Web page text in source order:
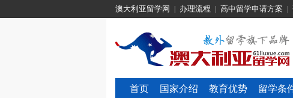
澳大利亚留学网 办理流程 高中留学申请方案
首页 国家介绍 教育优势 留学条